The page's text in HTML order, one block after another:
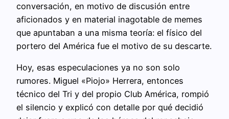
conversación, en motivo de discusión entre
aficionados y en material inagotable de memes
que apuntaban a una misma teoría: el físico del
portero del América fue el motivo de su descarte.
Hoy, esas especulaciones ya no son solo
rumores. Miguel «Piojo» Herrera, entonces
técnico del Tri y del propio Club América, rompió
el silencio y explicó con detalle por qué decidió